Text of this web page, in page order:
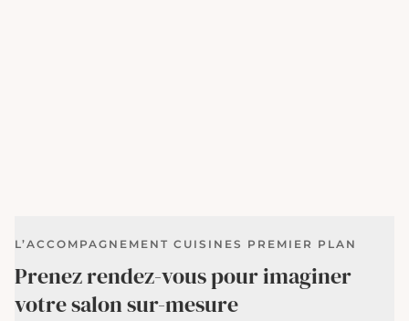
L’ACCOMPAGNEMENT CUISINES PREMIER PLAN
Prenez rendez-vous pour imaginer
votre salon sur-mesure